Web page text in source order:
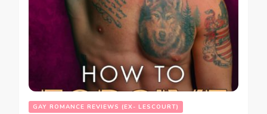
GAY ROMANCE REVIEWS (EX- LESCOURT)